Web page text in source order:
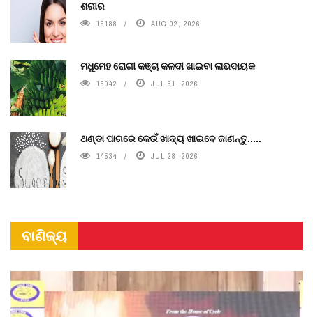
ଶରୀର
16188 AUG 02, 2026
ମଧୁମେହ ରୋଗୀ କଞ୍ଚା କଳଦୀ ଖାଇବା ଲାଭଦାୟକ
15042 JUL 31, 2026
ଥଣ୍ଡା ପାଗରେ କେଉଁ ଖାଦ୍ୟ ଖାଇବେ ଜାଣନ୍ତୁ.....
14534 JUL 28, 2026
ବାଣିଜ୍ୟ